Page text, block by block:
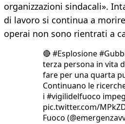
organizzazioni sindacali».
di lavoro si continua a
operai non sono rientrati a
🔴 #Esplosione
terza persona in vita
fare per una quarta
Continuano le
i #vigilidelfuoco
pic.twitter.com/
Fuoco